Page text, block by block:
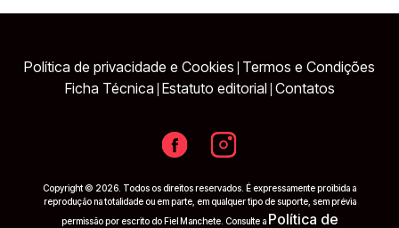
Política de privacidade e Cookies Termos e Condições
Ficha Técnica Estatuto editorial Contatos
Copyright © 2026. Todos os direitos reservados. É expressamente proibida a
reprodução na totalidade ou em parte, em qualquer tipo de suporte, sem prévia
permissão por escrito do Fiel Manchete. Consulte a Política de